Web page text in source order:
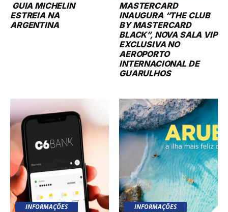
GUIA MICHELIN
ESTREIA NA
ARGENTINA
MASTERCARD
INAUGURA “THE CLUB
BY MASTERCARD
BLACK”, NOVA SALA VIP
EXCLUSIVA NO
AEROPORTO
INTERNACIONAL DE
GUARULHOS
INFORMAÇÕES INFORMAÇÕES